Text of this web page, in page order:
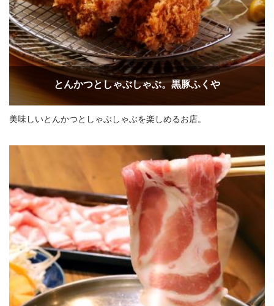
とんかつとしゃぶしゃぶ。黒豚ふくや
美味しいとんかつとしゃぶしゃぶを楽しめるお店。